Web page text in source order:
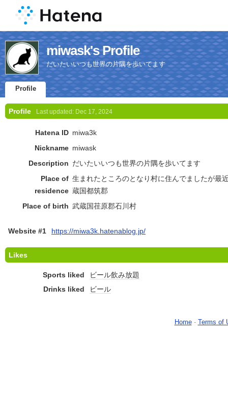
miwask's Profile
だいたいいつも世界の片隅を歩いてます
Profile
Profile Last updated: Dec 17, 2024
Hatena ID miwa3k
Nickname miwask
Description だいたいいつも世界の片隅を歩いてます
Place of
residence
生まれたところのとなり村に住んでましたが最
蔵国都筑郡
Place of birth 武蔵国荏原郡石川村
Website #1 https://miwa3k.hatenablog.jp/
Likes
Sports liked
ビール飲み放題
Drinks liked
ビール
Home- Terms of